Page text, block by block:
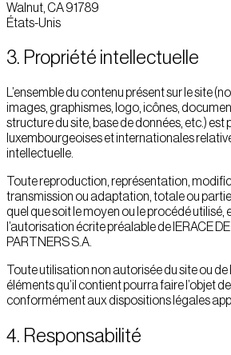
Walnut, CA 91789
États-Unis
3. Propriété intellectuelle
L’ensemble du contenu présent sur le site
images, graphismes, logo, icônes,
structure du site, base de données, etc.) est
luxembourgeoises et internationales
intellectuelle.
Toute reproduction, représentation,
transmission ou adaptation, totale ou
quel que soit le moyen ou le procédé utilisé,
l’autorisation écrite préalable de IERACE
PARTNERS S.A.
Toute utilisation non autorisée du site ou
éléments qu’il contient pourra faire l’objet
conformément aux dispositions légales
4. Responsabilité